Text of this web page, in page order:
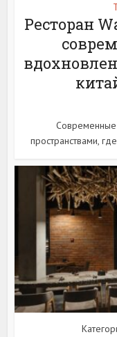
Ресторан
Современные
пространствами,